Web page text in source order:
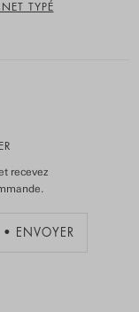
TYPÉ
recevez